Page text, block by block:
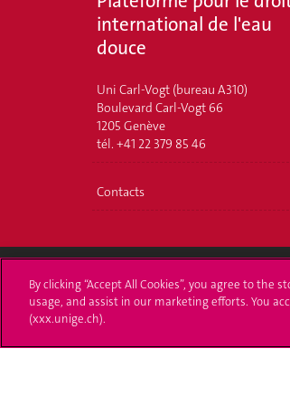
international de l'eau
douce
Uni Carl-Vogt (bureau A310)
Boulevard Carl-Vogt 66
1205 Genève
tél. +41 22 379 85 46
Contacts
Université de Genève
24 rue du Général-Dufour
By clicking “Accept All Cookies”, you agree to
usage, and assist in our marketing efforts. You
(xxx.unige.ch).